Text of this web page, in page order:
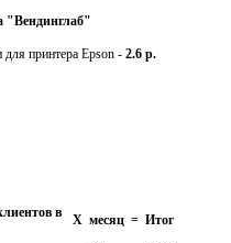
"Вендинглаб"
для принтера Epson - 2.6 р.
в
X месяц = Итог